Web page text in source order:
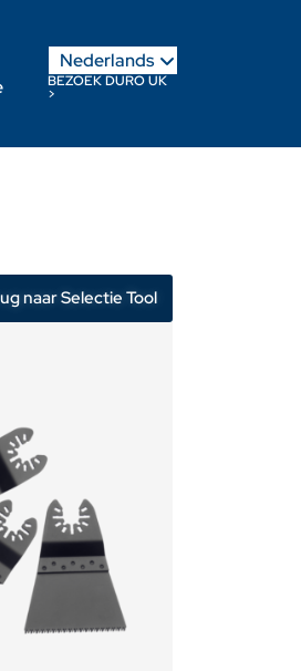
Nederlands
Français
BEZOEK DURO UK
>
naar Selectie Tool